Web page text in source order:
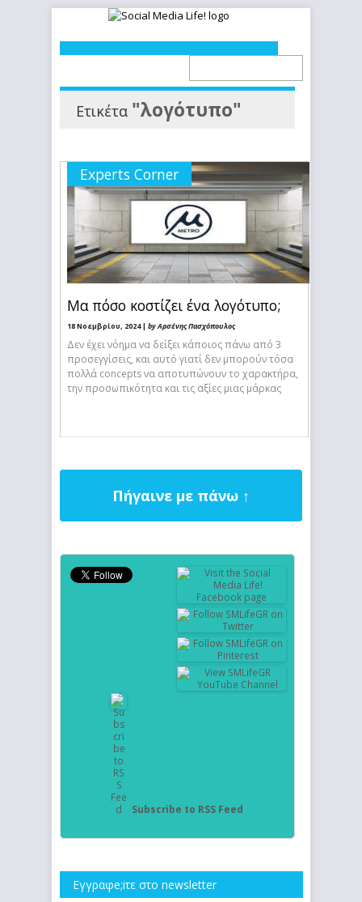
Ετικέτα "λογότυπο"
Experts Corner
Μα πόσο κοστίζει ένα λογότυπο;
18 Νοεμβρίου, 2024 | by Αρσένης Πασχόπουλος
Δεν έχει νόημα να δείξει κάποιος πάνω από 3
προσεγγίσεις, και αυτό γιατί δεν μπορούν τόσα
πολλά concepts να αποτυπώνουν το χαρακτήρα,
την προσωπικότητα και τις αξίες μιας μάρκας
Πήγαινε με πάνω ↑
Subscribe to RSS Feed
Εγγραφe;iτε στο newsletter